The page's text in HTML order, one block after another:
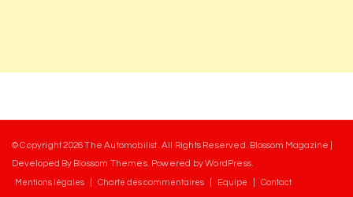
© Copyright 2026The Automobilist. All Rights Reserved. Blossom Magazine |
Developed By Blossom Themes. Powered byWordPress
Mentions légales Charte des commentaires Equipe Contact